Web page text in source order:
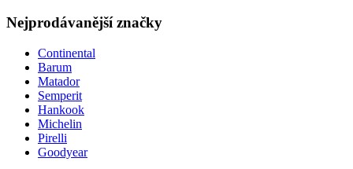
Nejprodávanější značky
Continental
Barum
Matador
Semperit
Hankook
Michelin
Pirelli
Goodyear